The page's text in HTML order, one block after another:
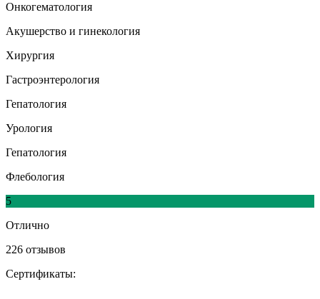
Онкогематология
Акушерство и гинекология
Хирургия
Гастроэнтерология
Гепатология
Урология
Гепатология
Флебология
5
Отлично
226 отзывов
Сертификаты: